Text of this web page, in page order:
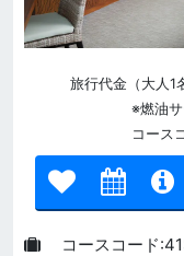
旅行代金（大人1
※燃油
コース
コースコード